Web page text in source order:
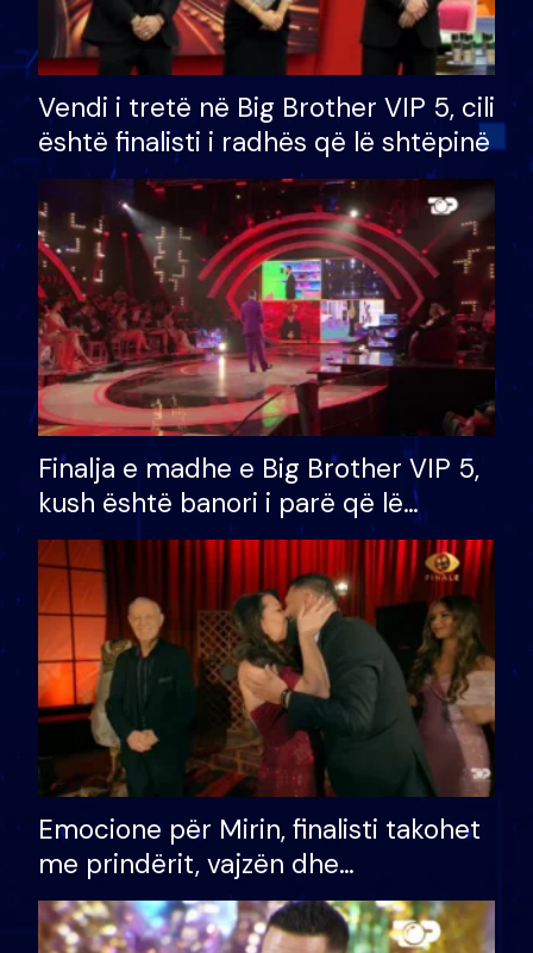
Vendi i tretë në Big Brother VIP 5, cili
është finalisti i radhës që lë shtëpinë
Finalja e madhe e Big Brother VIP 5,
kush është banori i parë që lë
shtëpinë dhe humb mundësinë për
të fituar çmimin e madh
Emocione për Mirin, finalisti takohet
me prindërit, vajzën dhe
bashkëshorten: S’kemi ndonjë letër
divorci apo jo?